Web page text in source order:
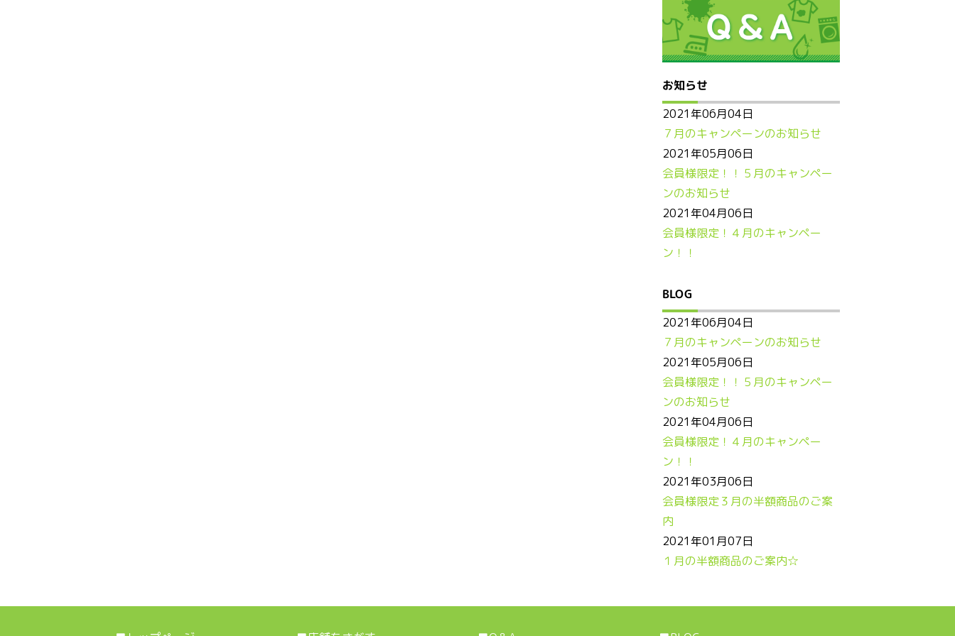
お知らせ
2021年06月04日
７月のキャンペーンのお知らせ
2021年05月06日
会員様限定！！５月のキャンペー
ンのお知らせ
2021年04月06日
会員様限定！４月のキャンペー
ン！！
BLOG
2021年06月04日
７月のキャンペーンのお知らせ
2021年05月06日
会員様限定！！５月のキャンペー
ンのお知らせ
2021年04月06日
会員様限定！４月のキャンペー
ン！！
2021年03月06日
会員様限定３月の半額商品のご案
内
2021年01月07日
１月の半額商品のご案内☆